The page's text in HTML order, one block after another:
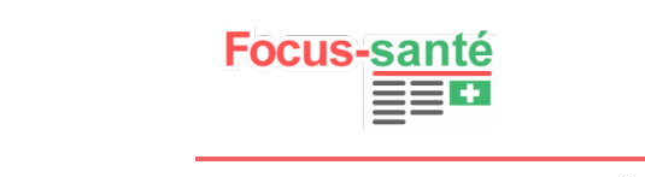
Senior